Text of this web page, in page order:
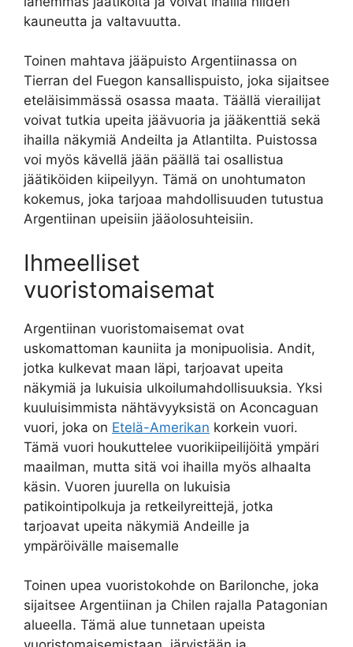
kauneutta ja valtavuutta.
Toinen mahtava jääpuisto Argentiinassa on
Tierran del Fuegon kansallispuisto, joka sijaitsee
eteläisimmässä osassa maata. Täällä vierailijat
voivat tutkia upeita jäävuoria ja jääkenttiä sekä
ihailla näkymiä Andeilta ja Atlantilta. Puistossa
voi myös kävellä jään päällä tai osallistua
jäätiköiden kiipeilyyn. Tämä on unohtumaton
kokemus, joka tarjoaa mahdollisuuden tutustua
Argentiinan upeisiin jääolosuhteisiin.
Ihmeelliset
vuoristomaisemat
Argentiinan vuoristomaisemat ovat
uskomattoman kauniita ja monipuolisia. Andit,
jotka kulkevat maan läpi, tarjoavat upeita
näkymiä ja lukuisia ulkoilumahdollisuuksia. Yksi
kuuluisimmista nähtävyyksistä on Aconcaguan
vuori, joka on Etelä-Amerikan korkein vuori.
Tämä vuori houkuttelee vuorikiipeilijöitä ympäri
maailman, mutta sitä voi ihailla myös alhaalta
käsin. Vuoren juurella on lukuisia
patikointipolkuja ja retkeilyreittejä, jotka
tarjoavat upeita näkymiä Andeille ja
ympäröivälle maisemalle
Toinen upea vuoristokohde on Barilonche, joka
sijaitsee Argentiinan ja Chilen rajalla Patagonian
alueella. Tämä alue tunnetaan upeista